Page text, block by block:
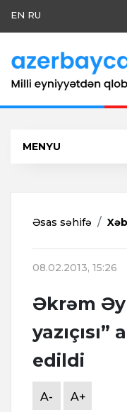
EN RU
MENYU
Əsas səhifə
08.02.2013, 15:26
Əkrəm
edildi
A- A+